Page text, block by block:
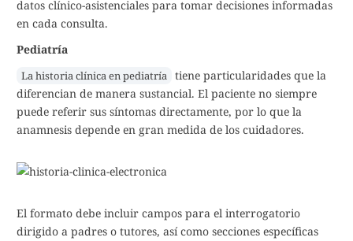
datos clínico-asistenciales para tomar decisiones informadas
en cada consulta.
Pediatría
La historia clínica en pediatría tiene particularidades que la
diferencian de manera sustancial. El paciente no siempre
puede referir sus síntomas directamente, por lo que la
anamnesis depende en gran medida de los cuidadores.
El formato debe incluir campos para el interrogatorio
dirigido a padres o tutores, así como secciones específicas